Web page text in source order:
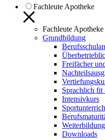
Fachleute Apotheke
Fachleute Apotheke
Grundbildung
Freifächer
Sprachlich fit
Intensivkurs
Weiterbildung
Downloads